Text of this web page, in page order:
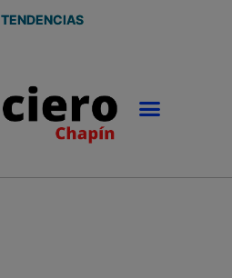
TENDENCIAS